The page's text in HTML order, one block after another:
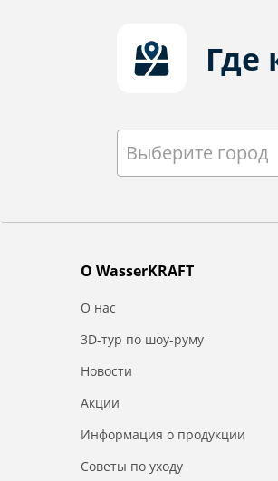
Где
Выберите город
О WasserKRAFT
О нас
3D-тур по шоу-руму
Новости
Акции
Информация о продукции
Советы по уходу